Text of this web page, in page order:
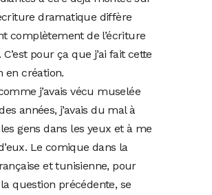
dramatique diffère
complètement de l’écriture
pour ça que j’ai fait cette
en création.
j’avais vécu muselée
années, j’avais du mal à
gens dans les yeux et à me
Le comique dans la
et tunisienne, pour
question précédente, se